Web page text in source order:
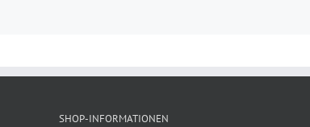
SHOP-INFORMATIONEN